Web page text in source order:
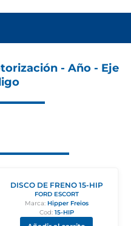
- Año - Eje
DISCO DE FRENO 15-HIP
FORD ESCORT
Marca: Hipper Freios
Cod: 15-HIP